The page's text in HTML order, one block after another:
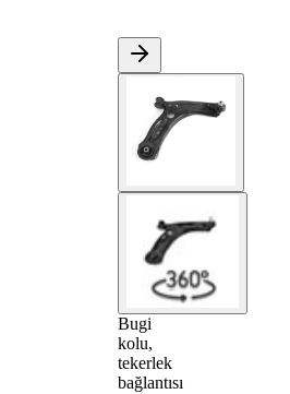
Bugi
kolu,
tekerlek
bağlantısı